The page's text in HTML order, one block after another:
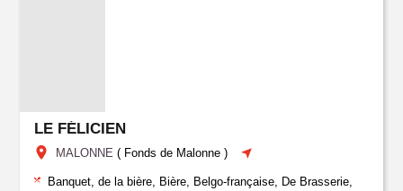
LE FÉLICIEN
MALONNE ( Fonds de Malonne )
Banquet, de la bière, Bière, Belgo-française, De Brasserie,